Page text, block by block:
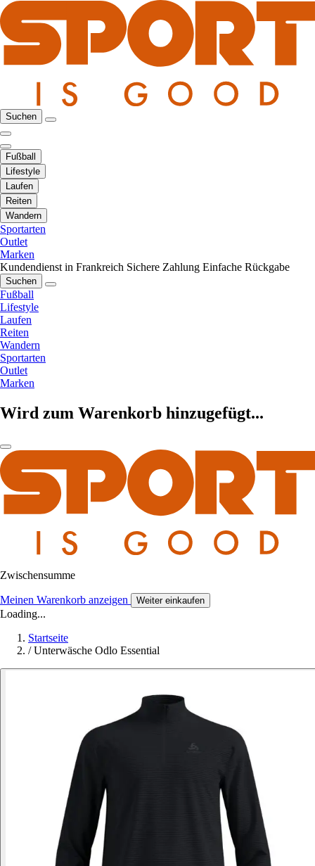
Suchen
Fußball
Lifestyle
Laufen
Reiten
Wandern
Sportarten
Outlet
Marken
Kundendienst in Frankreich Sichere Zahlung Einfache Rückgabe
Suchen
Fußball
Lifestyle
Laufen
Reiten
Wandern
Sportarten
Outlet
Marken
Wird zum Warenkorb hinzugefügt...
Zwischensumme
Meinen Warenkorb anzeigen Weiter einkaufen
Loading...
Startseite
/ Unterwäsche Odlo Essential